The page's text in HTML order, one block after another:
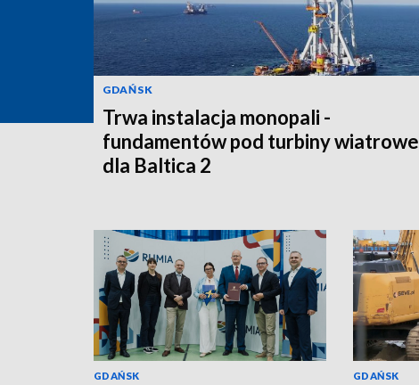
GDAŃSK
Trwa instalacja monopali -
fundamentów pod turbiny wiatrowe
dla Baltica 2
GDAŃSK GDAŃSK